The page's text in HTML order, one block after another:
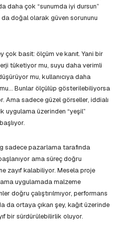
daha çok “sunumda iyi dursun”
doğal olarak güven sorununu
çok basit: ölçüm ve kanıt. Yani bir
tüketiyor mu, suyu daha verimli
mu, kullanıcıya daha
Bunlar ölçülüp gösterilebiliyorsa
Ama sadece güzel görseller, iddialı
uygulama üzerinden “yeşil”
sadece pazarlama tarafında
ama süreç doğru
zayıf kalabiliyor. Mesela proje
uygulamada malzeme
doğru çalıştırılmıyor, performans
da ortaya çıkan şey, kağıt üzerinde
bir sürdürülebilirlik oluyor.